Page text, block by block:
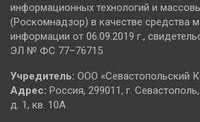
информационных технологий и
(Роскомнадзор) в качестве средства
информации от 06.09.2019 г.,
ЭЛ № ФС 77–76715
Учредитель: ООО «Севастопольский
Адрес: Россия, 299011, г.
д. 1, кв. 10А